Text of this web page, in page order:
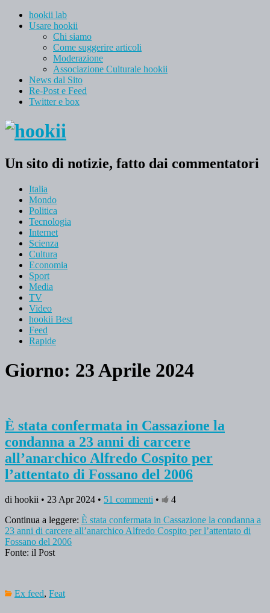
hookii lab
Usare hookii
Chi siamo
Come suggerire articoli
Moderazione
Associazione Culturale hookii
News dal Sito
Re-Post e Feed
Twitter e box
Un sito di notizie, fatto dai commentatori
Italia
Mondo
Politica
Tecnologia
Internet
Scienza
Cultura
Economia
Sport
Media
TV
Video
hookii Best
Feed
Rapide
Giorno: 23 Aprile 2024
È stata confermata in Cassazione la
condanna a 23 anni di carcere
all’anarchico Alfredo Cospito per
l’attentato di Fossano del 2006
di hookii • 23 Apr 2024 • 51 commenti •
4
Continua a leggere: È stata confermata in Cassazione la condanna a
23 anni di carcere all’anarchico Alfredo Cospito per l’attentato di
Fossano del 2006
Fonte: il Post
Ex feed, Feat